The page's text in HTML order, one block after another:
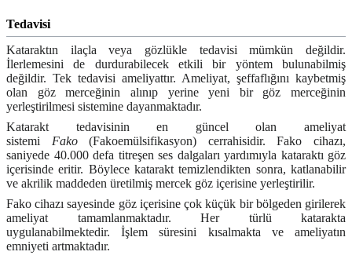
Tedavisi
Kataraktın ilaçla veya gözlükle tedavisi mümkün değildir.
İlerlemesini de durdurabilecek etkili bir yöntem bulunabilmiş
değildir. Tek tedavisi ameliyattır. Ameliyat, şeffaflığını kaybetmiş
olan göz merceğinin alınıp yerine yeni bir göz merceğinin
yerleştirilmesi sistemine dayanmaktadır.
Katarakt tedavisinin en güncel olan ameliyat
sistemi
Fako
(Fakoemülsifikasyon) cerrahisidir. Fako cihazı,
saniyede 40.000 defa titreşen ses dalgaları yardımıyla kataraktı göz
içerisinde eritir. Böylece katarakt temizlendikten sonra, katlanabilir
ve akrilik maddeden üretilmiş mercek göz içerisine yerleştirilir.
Fako cihazı sayesinde göz içerisine çok küçük bir bölgeden girilerek
ameliyat tamamlanmaktadır. Her türlü katarakta
uygulanabilmektedir. İşlem süresini kısalmakta ve ameliyatın
emniyeti artmaktadır.